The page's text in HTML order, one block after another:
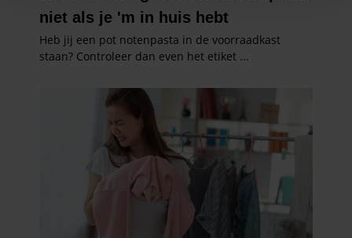
personaliseren, om functies voor social media te bieden
en om ons websiteverkeer te analyseren. Ook delen we
informatie over uw gebruik van onze site met onze
partners kunnen deze gegevens combineren met andere
informatie die u aan ze heeft verstrekt of die ze hebben
verzameld op basis van uw gebruik van hun services. U
gaat akkoord met onze cookies als u onze website blijft